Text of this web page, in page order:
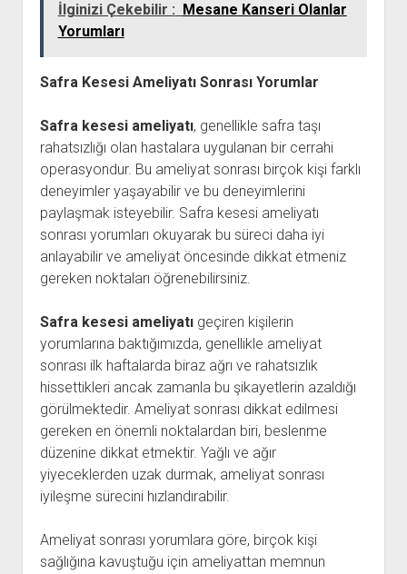
İlginizi Çekebilir :
Mesane Kanseri Olanlar
Yorumları
Safra Kesesi Ameliyatı Sonrası Yorumlar
Safra kesesi ameliyatı, genellikle safra taşı
rahatsızlığı olan hastalara uygulanan bir cerrahi
operasyondur. Bu ameliyat sonrası birçok kişi farklı
deneyimler yaşayabilir ve bu deneyimlerini
paylaşmak isteyebilir. Safra kesesi ameliyatı
sonrası yorumları okuyarak bu süreci daha iyi
anlayabilir ve ameliyat öncesinde dikkat etmeniz
gereken noktaları öğrenebilirsiniz.
Safra kesesi ameliyatıgeçiren kişilerin
yorumlarına baktığımızda, genellikle ameliyat
sonrası ilk haftalarda biraz ağrı ve rahatsızlık
hissettikleri ancak zamanla bu şikayetlerin azaldığı
görülmektedir. Ameliyat sonrası dikkat edilmesi
gereken en önemli noktalardan biri, beslenme
düzenine dikkat etmektir. Yağlı ve ağır
yiyeceklerden uzak durmak, ameliyat sonrası
iyileşme sürecini hızlandırabilir.
Ameliyat sonrası yorumlara göre, birçok kişi
sağlığına kavuştuğu için ameliyattan memnun